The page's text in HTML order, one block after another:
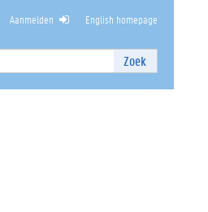
Zoek
Aanmelden English homepage